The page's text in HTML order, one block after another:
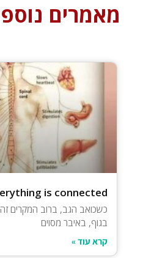
מאמרים
is connected
כשכואב הגב, ברוב המקרים
בגוף, באיבר מסוים
קרא עוד »